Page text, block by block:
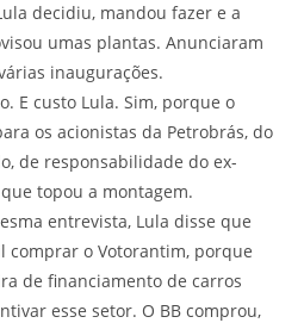
decidiu, mandou fazer e a
umas plantas. Anunciaram
inaugurações.
E custo Lula. Sim, porque o
os acionistas da Petrobrás, do
de responsabilidade do ex-
topou a montagem.
entrevista, Lula disse que
comprar o Votorantim, porque
de financiamento de carros
esse setor. O BB comprou,